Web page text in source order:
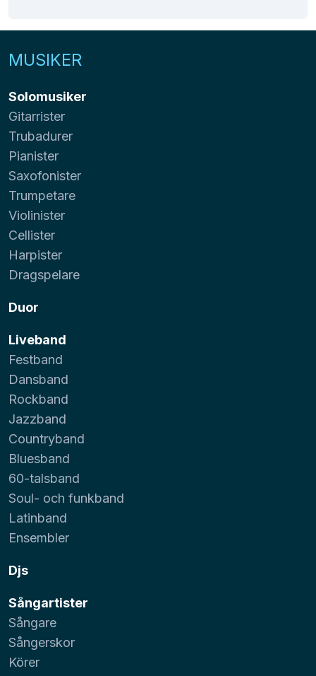
MUSIKER
Solomusiker
Gitarrister
Trubadurer
Pianister
Saxofonister
Trumpetare
Violinister
Cellister
Harpister
Dragspelare
Duor
Liveband
Festband
Dansband
Rockband
Jazzband
Countryband
Bluesband
60-talsband
Soul- och funkband
Latinband
Ensembler
Djs
Sångartister
Sångare
Sångerskor
Körer